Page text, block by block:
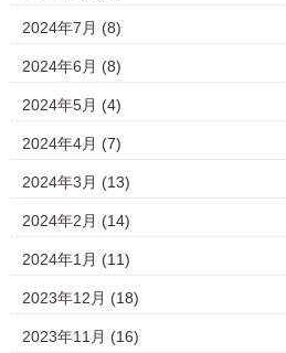
2024年7月 (8)
2024年6月 (8)
2024年5月 (4)
2024年4月 (7)
2024年3月 (13)
2024年2月 (14)
2024年1月 (11)
2023年12月 (18)
2023年11月 (16)